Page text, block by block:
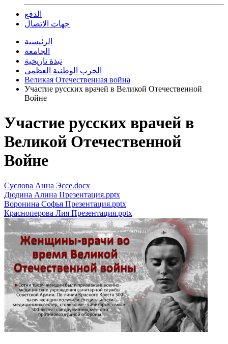
الدفع
جهات الاتصال
الرئيسية
الجامعة
نبذة تاريخية
الحرب الوطنية العظمى
Великая Отечественная война
Участие русских врачей в Великой Отечественной
Войне
Участие русских врачей в
Великой Отечественной
Войне
Суслова Анна Эссе.docx
Дюдина Алина Презентация.pptx
Воронина Софья Презентация.pptx
Красноперова Лия Презентация.pptx